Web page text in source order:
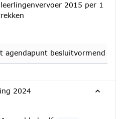
2015 per 1
agendapunt besluitvormend te
2024